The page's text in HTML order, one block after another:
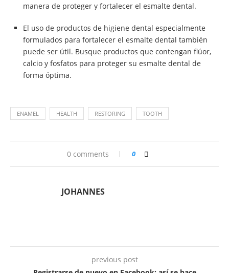
manera de proteger y fortalecer el esmalte dental.
El uso de productos de higiene dental especialmente
formulados para fortalecer el esmalte dental también
puede ser útil. Busque productos que contengan flúor,
calcio y fosfatos para proteger su esmalte dental de
forma óptima.
ENAMEL HEALTH RESTORING TOOTH
0 comments 0
JOHANNES
previous post